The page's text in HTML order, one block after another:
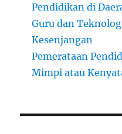
Pendidikan di
Guru dan
Kesenjangan
Pemerataan
Mimpi atau